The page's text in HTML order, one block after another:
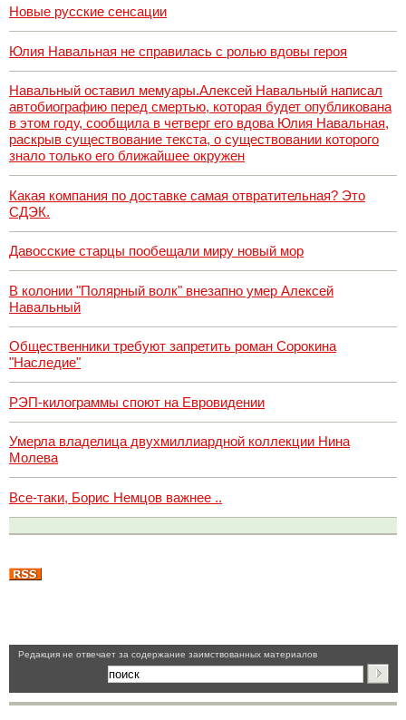
Новые русские сенсации
Юлия Навальная не справилась с ролью вдовы героя
Навальный оставил мемуары.Алексей Навальный написал
автобиографию перед смертью, которая будет опубликована
в этом году, сообщила в четверг его вдова Юлия Навальная,
раскрыв существование текста, о существовании которого
знало только его ближайшее окружен
Какая компания по доставке самая отвратительная? Это
СДЭК.
Давосские старцы пообещали миру новый мор
В колонии "Полярный волк" внезапно умер Алексей
Навальный
Общественники требуют запретить роман Сорокина
"Наследие"
РЭП-килограммы споют на Евровидении
Умерла владелица двухмиллиардной коллекции Нина
Молева
Все-таки, Борис Немцов важнее ..
Pедакция не отвечает за содержание заимствованных материалов